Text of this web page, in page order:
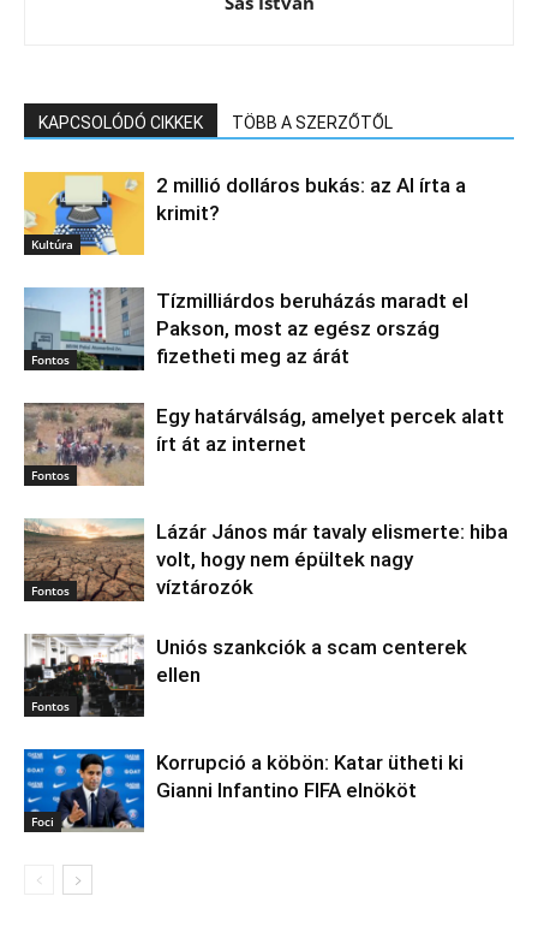
KAPCSOLÓDÓ CIKKEK TÖBB A SZERZŐTŐL
Kultúra
2 millió dolláros bukás: az AI írta a
krimit?
Fontos
Tízmilliárdos beruházás maradt el
Pakson, most az egész ország
fizetheti meg az árát
Fontos
Egy határválság, amelyet percek alatt
írt át az internet
Fontos
Lázár János már tavaly elismerte: hiba
volt, hogy nem épültek nagy
víztározók
Fontos
Uniós szankciók a scam centerek
ellen
Foci
Korrupció a köbön: Katar ütheti ki
Gianni Infantino FIFA elnököt